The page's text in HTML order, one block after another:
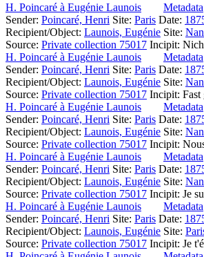
H. Poincaré à Eugénie Launois
Metadata
Sender: Poincaré, Henri Site: Paris Date:
Recipient/Object: Launois, Eugénie Site:
Source: Private collection 75017 Incipit:
H. Poincaré à Eugénie Launois
Metadata
Sender: Poincaré, Henri Site: Paris Date:
Recipient/Object: Launois, Eugénie Site:
Source: Private collection 75017 Incipit: Fast
H. Poincaré à Eugénie Launois
Metadata
Sender: Poincaré, Henri Site: Paris Date:
Recipient/Object: Launois, Eugénie Site:
Source: Private collection 75017 Incipit:
H. Poincaré à Eugénie Launois
Metadata
Sender: Poincaré, Henri Site: Paris Date:
Recipient/Object: Launois, Eugénie Site:
Source: Private collection 75017 Incipit: Je
H. Poincaré à Eugénie Launois
Metadata
Sender: Poincaré, Henri Site: Paris Date:
Recipient/Object: Launois, Eugénie Site:
Source: Private collection 75017 Incipit: Je